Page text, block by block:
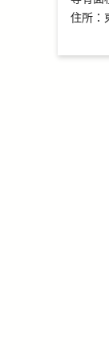
住所：